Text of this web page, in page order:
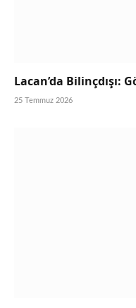
Lacan’da Bilinçdışı:
25 Temmuz 2026